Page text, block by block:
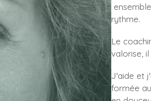
rythme.
Le
valorise,
J'aide et
formée